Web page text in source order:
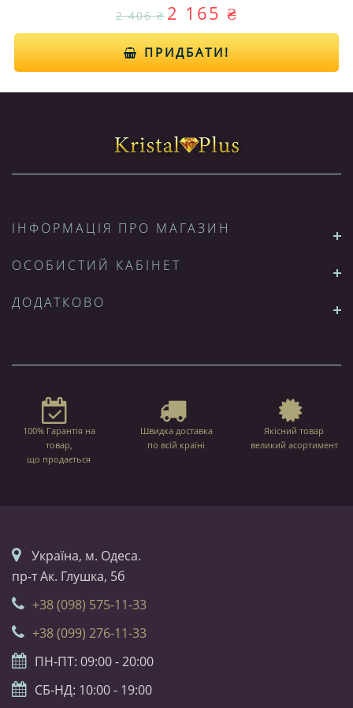
2 406 ₴ 2 165 ₴
ПРИДБАТИ!
ІНФОРМАЦІЯ ПРО МАГАЗИН
ОСОБИСТИЙ КАБІНЕТ
ДОДАТКОВО
100% Гарантія на
товар,
що продається
Швидка доставка
по всій країні
Якісний товар
великий асортимент
Українa, м. Одеса.
пр-т Ак. Глушка, 5б
+38 (098) 575-11-33
+38 (099) 276-11-33
ПН-ПТ: 09:00 - 20:00
СБ-НД: 10:00 - 19:00